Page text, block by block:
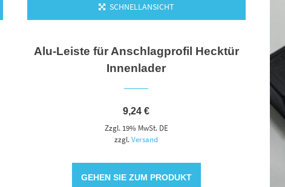
SCHNELLANSICHT
Alu-Leiste für Anschlagprofil Hecktür
Innenlader
9,24€
Zzgl. 19% MwSt. DE
zzgl.Versand
GEHEN SIE ZUM PRODUKT